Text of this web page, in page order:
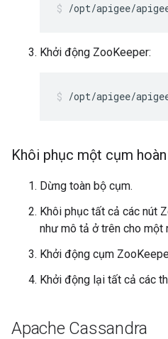
/opt/apigee/
Khởi động ZooKeeper:
/opt/apigee/
Khôi phục một cụm
Dừng toàn bộ cụm.
Khôi phục tất cả các nút
như mô tả ở trên cho một
Khởi động cụm
Khởi động lại tất cả các
Apache Cassandra